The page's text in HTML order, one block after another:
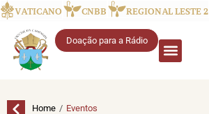
VATICANO CNBB REGIONAL LESTE 2
Doação para a Rádio
Home / Eventos